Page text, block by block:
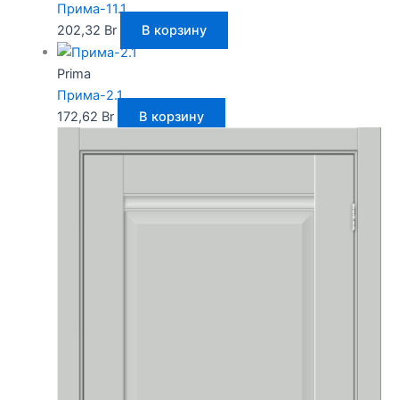
Прима-11.1
202,32 Br В корзину
Prima
Прима-2.1
172,62 Br В корзину